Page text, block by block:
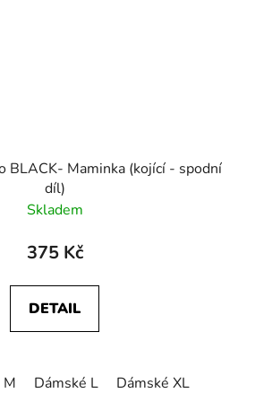
BLACK- Maminka (kojící - spodní
díl)
Skladem
375 Kč
DETAIL
M Dámské L Dámské XL